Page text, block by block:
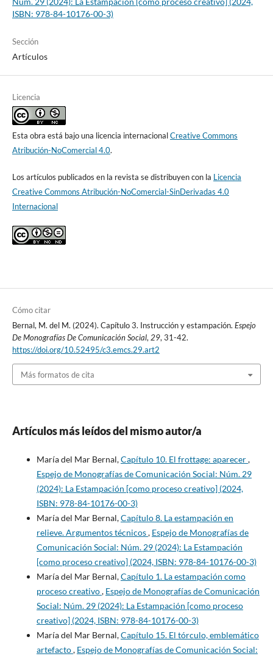
ISBN: 978-84-10176-00-3)
Sección
Artículos
Licencia
Esta obra está bajo una licencia internacionalCreative Commons
Atribución-NoComercial 4.0.
Los artículos publicados en la revista se distribuyen con la Licencia
Creative Commons Atribución-NoComercial-SinDerivadas 4.0
Internacional
Cómo citar
Bernal, M. del M. (2024). Capítulo 3. Instrucción y estampación. Espejo
De Monografías De Comunicación Social,29, 31-42.
https://doi.org/10.52495/c3.emcs.29.art2
Más formatos de cita
Artículos más leídos del mismo autor/a
María del Mar Bernal,Capítulo 10. El frottage: aparecer,
Espejo de Monografías de Comunicación Social: Núm. 29
(2024): La Estampación [como proceso creativo] (2024,
ISBN: 978-84-10176-00-3)
María del Mar Bernal,Capítulo 8. La estampación en
relieve. Argumentos técnicos, Espejo de Monografías de
Comunicación Social: Núm. 29 (2024): La Estampación
[como proceso creativo] (2024, ISBN: 978-84-10176-00-3)
María del Mar Bernal,Capítulo 1. La estampación como
proceso creativo, Espejo de Monografías de Comunicación
Social: Núm. 29 (2024): La Estampación [como proceso
creativo] (2024, ISBN: 978-84-10176-00-3)
María del Mar Bernal,Capítulo 15. El tórculo, emblemático
artefacto, Espejo de Monografías de Comunicación Social: